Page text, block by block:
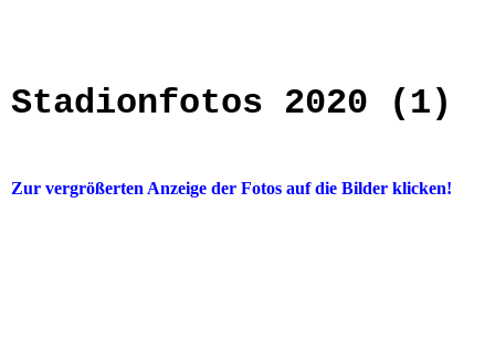
Stadionfotos 2020 (1)
Zur vergrößerten Anzeige der Fotos auf die Bilder klicken!